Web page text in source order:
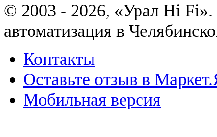
© 2003 - 2026, «Урал Hi
автоматизация в
Контакты
Оставьте отзыв в
Мобильная версия